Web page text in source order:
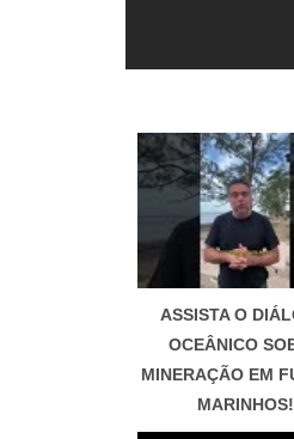
ASSISTA O
OCEÂNICO
MINERAÇÃO EM
MARINHOS!